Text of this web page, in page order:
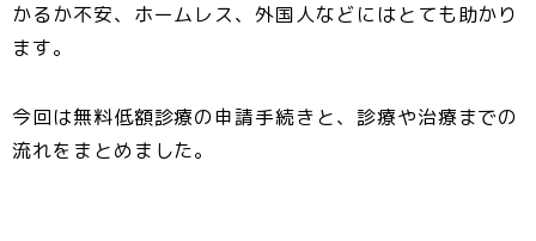
かるか不安、ホームレス、外国人などにはとても助かり
ます。
今回は無料低額診療の申請手続きと、診療や治療までの
流れをまとめました。